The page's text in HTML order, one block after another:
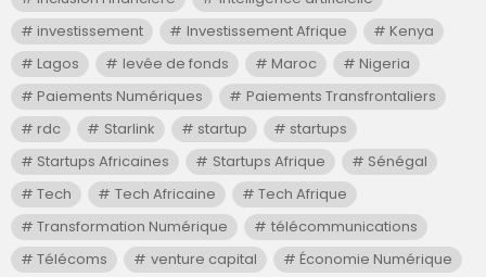
investissement
Investissement Afrique
Kenya
Lagos
levée de fonds Maroc
Nigeria
Paiements Numériques
Paiements Transfrontaliers
rdc
Starlink startup
startups
Startups Africaines
Startups Afrique
Sénégal
Tech
Tech Africaine
Tech Afrique
Transformation Numérique
télécommunications
Télécoms
venture capital Économie Numérique